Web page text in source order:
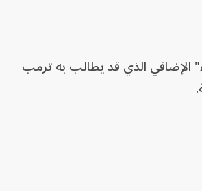
الإضافي الذي قد يطالب به ترمب